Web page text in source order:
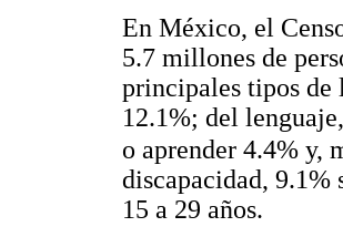
En México, el
5.7 millones de
principales tipos
12.1%; del
o aprender 4.4% y,
discapacidad, 9.1%
15 a 29 años.